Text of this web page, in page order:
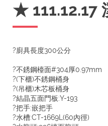
★ 111.12.17
?廚具長度300公分
?不銹鋼檯面#304厚0.97mm
?(下櫃)不銹鋼桶身
?(吊櫃)木芯板桶身
?結晶五面門板:Y-193
?把手:嵌把手
?水槽:CT-1669L(60內徑)